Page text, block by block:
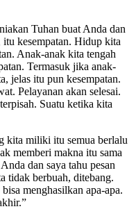
Tuhan buat Anda dan
itu kesempatan. Hidup kita
Anak-anak kita tengah
Termasuk jika anak-
jelas itu pun kesempatan.
Pelayanan akan selesai.
Suatu ketika kita
kita miliki itu semua berlalu
memberi makna itu sama
dan saya tahu pesan
tidak berbuah, ditebang.
menghasilkan apa-apa.